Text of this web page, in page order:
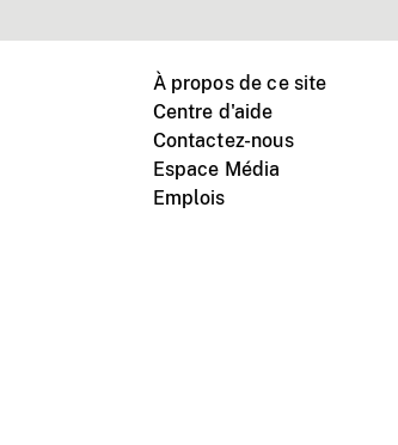
À propos de ce site
Centre d'aide
Contactez-nous
Espace Média
Emplois